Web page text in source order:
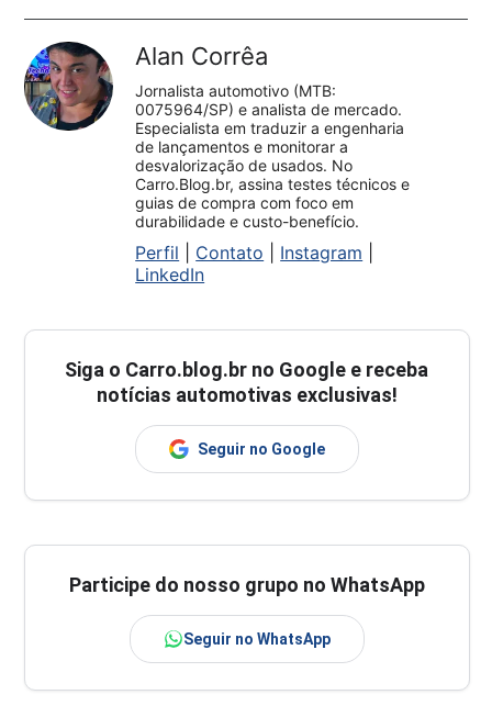
Alan Corrêa
Jornalista automotivo (MTB:
0075964/SP) e analista de mercado.
Especialista em traduzir a engenharia
de lançamentos e monitorar a
desvalorização de usados. No
Carro.Blog.br, assina testes técnicos e
guias de compra com foco em
durabilidade e custo-benefício.
Perfil Contato Instagram
LinkedIn
Siga o Carro.blog.br no Google e receba
notícias automotivas exclusivas!
Seguir no Google
Participe do nosso grupo no WhatsApp
Seguir no WhatsApp